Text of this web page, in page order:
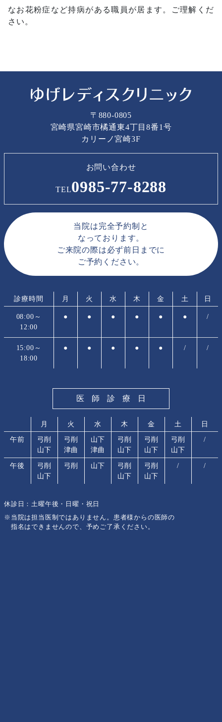
なお花粉症など持病がある職員が居ます。ご理解くだ
さい。
〒880-0805
宮崎県宮崎市橘通東4丁目8番1号
カリーノ宮崎3F
お問い合わせ
TEL0985-77-8288
当院は完全予約制と
なっております。
ご来院の際は必ず前日までに
ご予約ください。
診療時間 月 火 水 木 金 土 日
08:00～
12:00
● ● ● ● ● ● /
15:00～
18:00
● ● ● ● ● / /
医師診療日
月 火 水 木 金 土 日
午前
弓削
山下
弓削
津曲
山下
津曲
弓削
山下
弓削
山下
弓削
山下
/
午後
弓削
山下
弓削 山下
弓削
山下
弓削
山下
/ /
休診日：土曜午後・日曜・祝日
※当院は担当医制ではありません。患者様からの医師の
指名はできませんので、予めご了承ください。